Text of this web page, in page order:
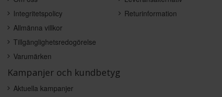
Integritetspolicy
Allmänna villkor
Tillgänglighetsredogörelse
Varumärken
Returinformation
Kampanjer och kundbetyg
Aktuella kampanjer